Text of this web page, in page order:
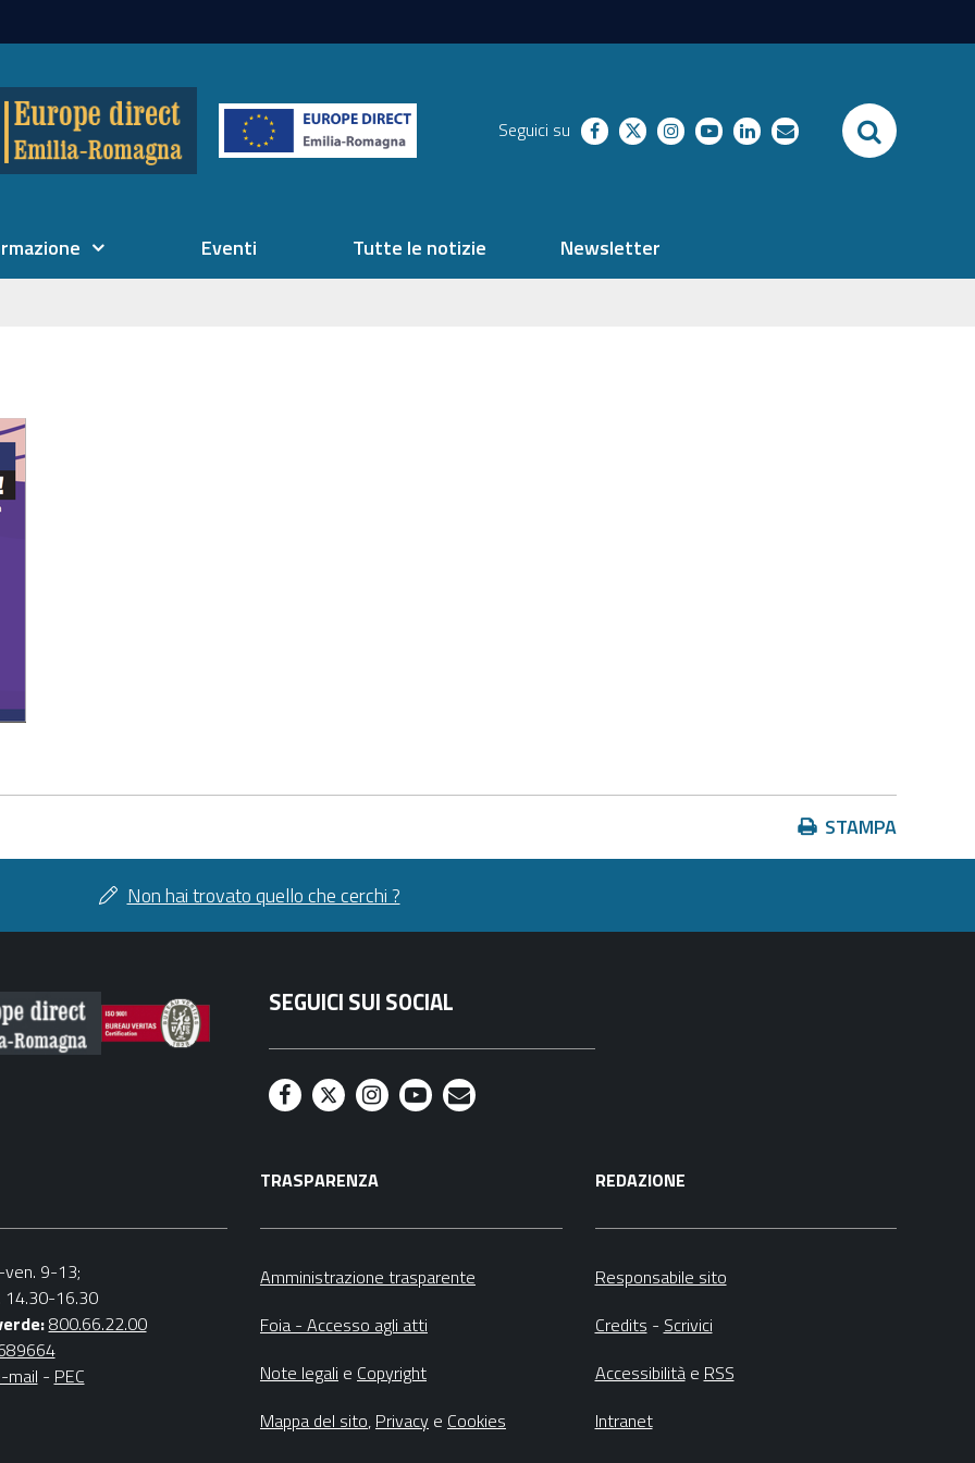
Seguici su facebooktwitterinstagram
youtubelinkedinrichieste SEARCH
Eventi Tutte le notizie Newsletter
Azioni
sul
STAMPA
Non hai trovato quello che cerchi ?
SEGUICI SUI SOCIAL
F
c
e
o
k
T
i
t
r
I
s
t
r
a
m
Y
t
e
M
l
ven. 9-13;
14.30-16.30
800.66.22.00
mail - PEC
TRASPARENZA
Amministrazione trasparente
Foia - Accesso agli atti
Note legali e Copyright
Mappa del sito, Privacy e Cookies
REDAZIONE
Responsabile sito
Credits - Scrivici
Accessibilitàe RSS
Intranet